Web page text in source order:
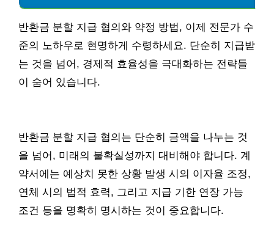
반환금 분할 지급 협의와 약정 방법, 이제 전문가 수
준의 노하우로 현명하게 수령하세요. 단순히 지급받
는 것을 넘어, 경제적 효율성을 극대화하는 전략들
이 숨어 있습니다.
반환금 분할 지급 협의는 단순히 금액을 나누는 것
을 넘어, 미래의 불확실성까지 대비해야 합니다. 계
약서에는 예상치 못한 상황 발생 시의 이자율 조정,
연체 시의 법적 효력, 그리고 지급 기한 연장 가능
조건 등을 명확히 명시하는 것이 중요합니다.